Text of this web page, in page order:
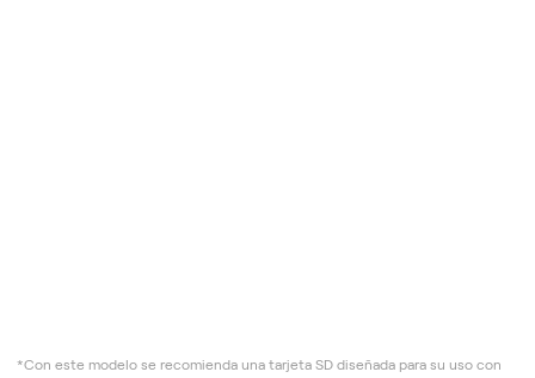
*Con este modelo se recomienda una tarjeta SD diseñada para su uso con